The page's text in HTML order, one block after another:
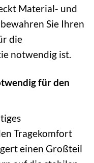
Material- und
Sie Ihren
die
notwendig ist.
für den
Tragekomfort
einen Großteil